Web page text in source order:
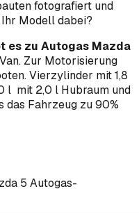
fotografiert und
Modell dabei?
es zu Autogas Mazda
Zur Motorisierung
Vierzylinder mit 1,8
l mit 2,0 l Hubraum und
das Fahrzeug zu 90%
5 Autogas-